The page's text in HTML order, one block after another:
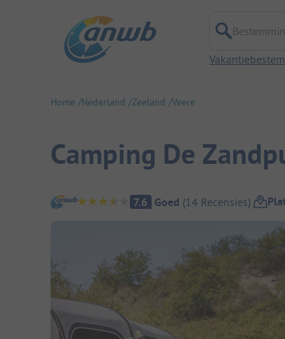
Bestemming,
Home Nederland Zeeland Veere
Camping De
Camping overzicht
7.6 Goed (14 Recensies)